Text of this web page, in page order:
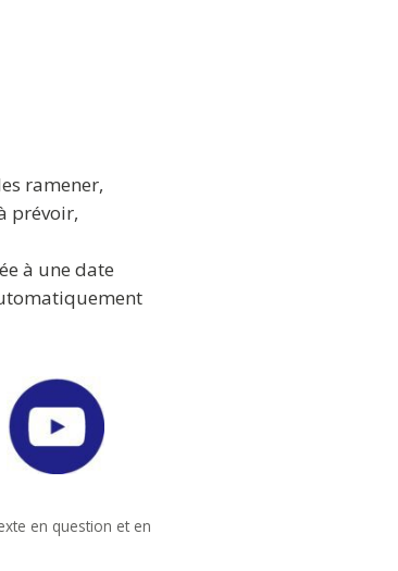
ramener,
prévoir,
à une date
en question et en